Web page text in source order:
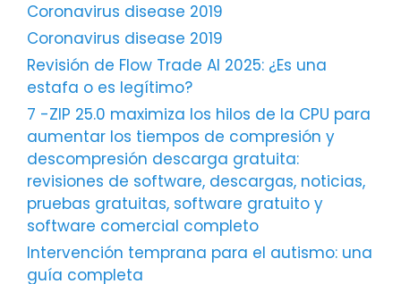
Coronavirus disease 2019
Coronavirus disease 2019
Revisión de Flow Trade AI 2025: ¿Es una
estafa o es legítimo?
7 -ZIP 25.0 maximiza los hilos de la CPU para
aumentar los tiempos de compresión y
descompresión descarga gratuita:
revisiones de software, descargas, noticias,
pruebas gratuitas, software gratuito y
software comercial completo
Intervención temprana para el autismo: una
guía completa